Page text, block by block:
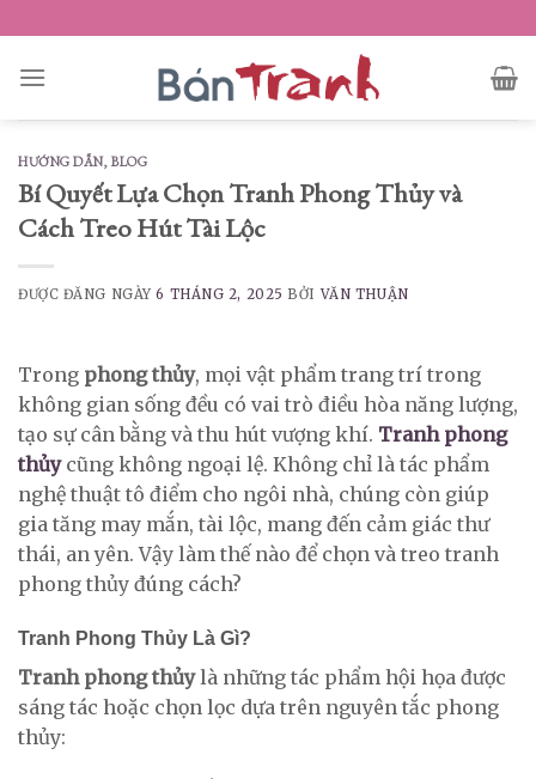
to
content
HƯỚNG DẪN,BLOG
Bí Quyết Lựa Chọn Tranh Phong Thủy và
Cách Treo Hút Tài Lộc
ĐƯỢC ĐĂNG NGÀY6 THÁNG 2, 2025 BỞIVĂN THUẬN
Trong phong thủy, mọi vật phẩm trang trí trong
không gian sống đều có vai trò điều hòa năng lượng,
tạo sự cân bằng và thu hút vượng khí. Tranh phong
thủycũng không ngoại lệ. Không chỉ là tác phẩm
nghệ thuật tô điểm cho ngôi nhà, chúng còn giúp
gia tăng may mắn, tài lộc, mang đến cảm giác thư
thái, an yên. Vậy làm thế nào để chọn và treo tranh
phong thủy đúng cách?
Tranh Phong Thủy Là Gì?
Tranh phong thủylà những tác phẩm hội họa được
sáng tác hoặc chọn lọc dựa trên nguyên tắc phong
thủy: